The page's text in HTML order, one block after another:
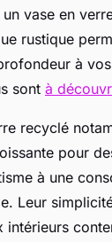
vase en
rustique
à
sont à
recyclé
pour
à une
Leur
intérieurs